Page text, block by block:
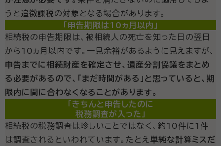
うと追徴課税の対象となる場合があります。
「申告期限は10ヵ月以内」
相続税の申告期限は、被相続人の死亡を知った日の翌日
から10ヵ月以内です。一見余裕があるように見えますが、
申告までに相続財産を確定させ、遺産分割協議をまとめ
る必要があるので、「まだ時間がある」と思っていると、期
限内に間に合わなくなることがあります。
「きちんと申告したのに
税務調査が入った」
相続税の税務調査は珍しいことではなく、約10件に1件
は調査されるといわれています。たとえ 単純な計算ミスだ